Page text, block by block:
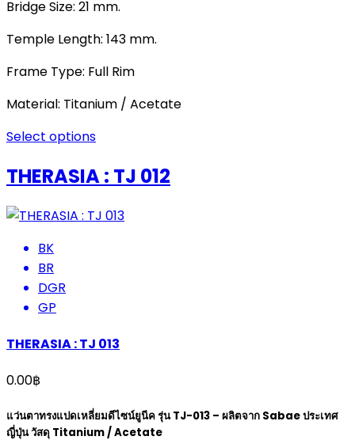
Bridge Size: 21 mm.
Temple Length: 143 mm.
Frame Type: Full Rim
Material: Titanium / Acetate
Select options
THERASIA : TJ 012
BK
BR
DGR
GP
THERASIA : TJ 013
0.00฿
แว่นตาทรงแปดเหลี่ยมดีไซน์ยูนีค รุ่น TJ-013 – ผลิตจาก Sabae ประเทศ
ญี่ปุ่น วัสดุ Titanium / Acetate